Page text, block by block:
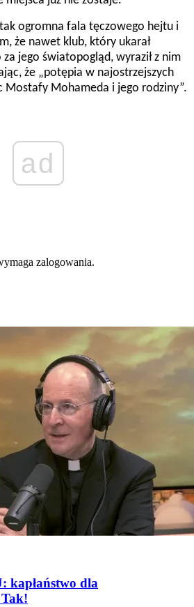
tak ogromna fala tęczowego hejtu i
że nawet klub, który ukarał
jego światopogląd, wyraził z nim
że „potępia w najostrzejszych
Mostafy Mohameda i jego rodziny”.
ad
zalogowania.
kapłaństwo dla